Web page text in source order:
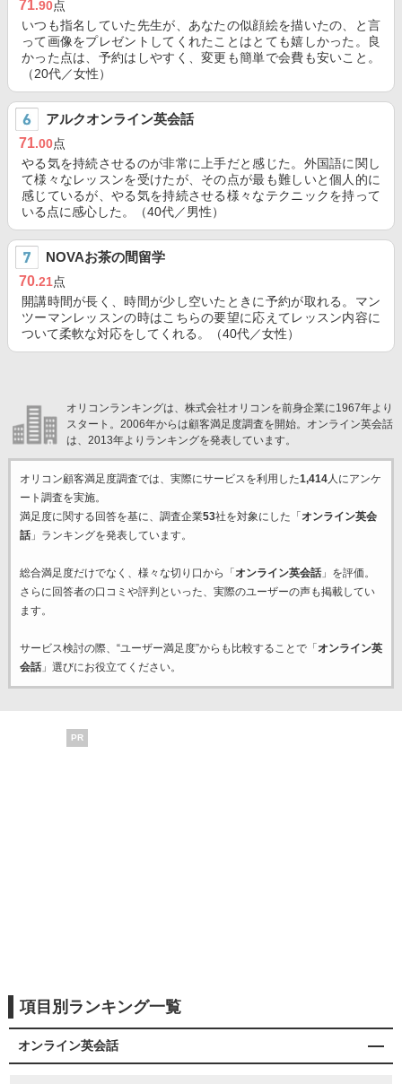
71.90点
いつも指名していた先生が、あなたの似顔絵を描いたの、と言
って画像をプレゼントしてくれたことはとても嬉しかった。良
かった点は、予約はしやすく、変更も簡単で会費も安いこと。
（20代／女性）
アルクオンライン英会話
71.00点
やる気を持続させるのが非常に上手だと感じた。外国語に関し
て様々なレッスンを受けたが、その点が最も難しいと個人的に
感じているが、やる気を持続させる様々なテクニックを持って
いる点に感心した。（40代／男性）
NOVAお茶の間留学
70.21点
開講時間が長く、時間が少し空いたときに予約が取れる。マン
ツーマンレッスンの時はこちらの要望に応えてレッスン内容に
ついて柔軟な対応をしてくれる。（40代／女性）
オリコンランキングは、株式会社オリコンを前身企業に1967年より
スタート。2006年からは顧客満足度調査を開始。オンライン英会話
は、2013年よりランキングを発表しています。
オリコン顧客満足度調査では、実際にサービスを利用した1,414人にアンケ
ート調査を実施。
満足度に関する回答を基に、調査企業53社を対象にした「 オンライン英会
話」ランキングを発表しています。
総合満足度だけでなく、様々な切り口から「 オンライン英会話」を評価。
さらに回答者の口コミや評判といった、実際のユーザーの声も掲載してい
ます。
サービス検討の際、“ユーザー満足度”からも比較することで「 オンライン英
会話」選びにお役立てください。
PR
項目別ランキング一覧
オンライン英会話